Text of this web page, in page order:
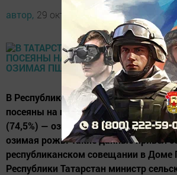
автор, 29 октябрь 2019 - 09:50
В Республике Татарстан озимые под
посеяны на площади 498,1 тыс. га,
(74,5%) — озимая пшеница, 121,6
озимая рожь. Такие данные привел
республиканском совещании в Доме
Республики Татарстан министр